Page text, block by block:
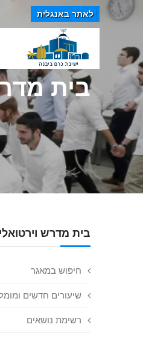
לאתר באנגלית
בית
בית מדרש וירטואלי
חיפוש במאגר
שיעורים חדשים
רשימת נושאים